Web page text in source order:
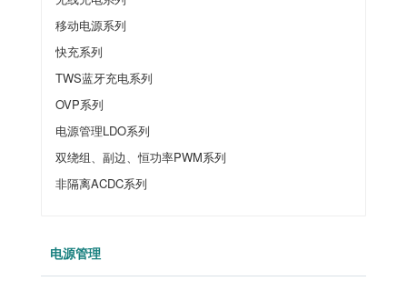
移动电源系列
快充系列
TWS蓝牙充电系列
OVP系列
电源管理LDO系列
双绕组、副边、恒功率PWM系列
非隔离ACDC系列
电源管理